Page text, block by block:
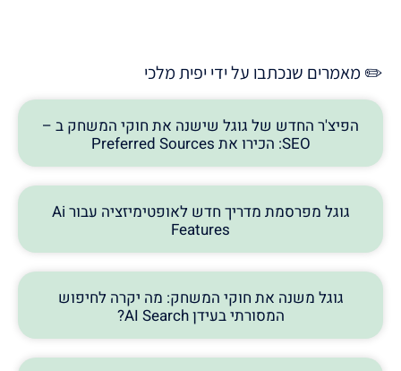
✏️ מאמרים שנכתבו על ידי יפית מלכי
הפיצ'ר החדש של גוגל שישנה את חוקי המשחק ב –
SEO: הכירו את Preferred Sources
גוגל מפרסמת מדריך חדש לאופטימיזציה עבור Ai
Features
גוגל משנה את חוקי המשחק: מה יקרה לחיפוש
המסורתי בעידן AI Search?